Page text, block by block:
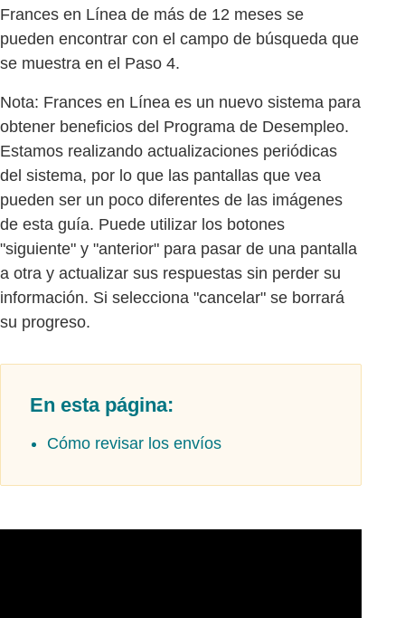
Frances en Línea de más de 12 meses se
pueden encontrar con el campo de búsqueda que
se muestra en el Paso 4.
Nota: Frances en Línea es un nuevo sistema para
obtener beneficios del Programa de Desempleo.
Estamos realizando actualizaciones periódicas
del sistema, por lo que las pantallas que vea
pueden ser un poco diferentes de las imágenes
de esta guía. Puede utilizar los botones
"siguiente" y "anterior" para pasar de una pantalla
a otra y actualizar sus respuestas sin perder su
información. Si selecciona "cancelar" se borrará
su progreso.
En esta página:
Cómo revisar los envíos